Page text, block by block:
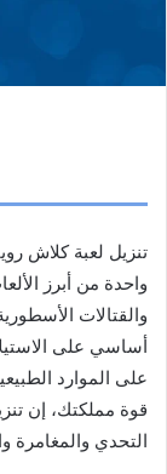
تنزيل لعبة كلاش
واحدة من أبرز
والقتالات
أساسي على
على الموارد
قوة مملكتك، إن
التحدي والمغامرة